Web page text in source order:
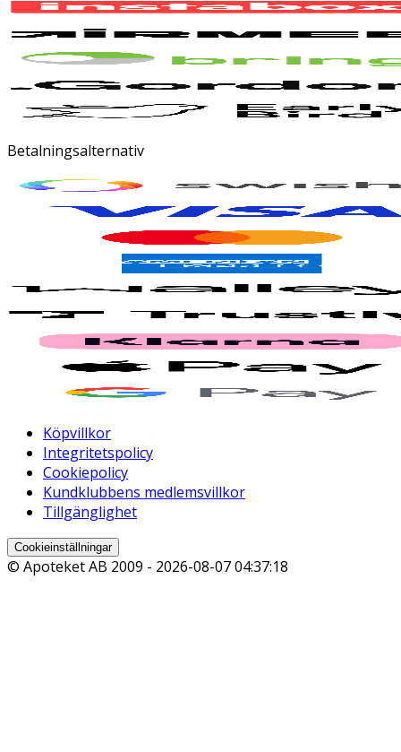
Betalningsalternativ
Köpvillkor
Integritetspolicy
Cookiepolicy
Kundklubbens medlemsvillkor
Tillgänglighet
Cookieinställningar
© Apoteket AB 2009 - 2026-08-07 04:37:18